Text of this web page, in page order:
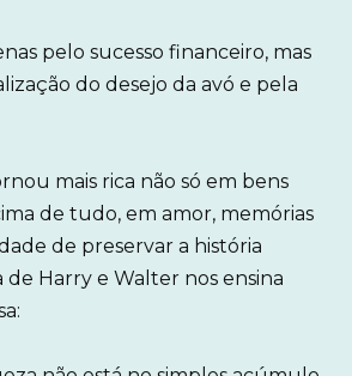
pelo sucesso financeiro, mas
do desejo da avó e pela
mais rica não só em bens
de tudo, em amor, memórias
de preservar a história
de Harry e Walter nos ensina